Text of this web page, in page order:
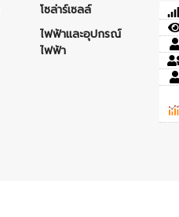
โซล่าร์เซลล์
ไฟฟ้าและอุปกรณ์
ไฟฟ้า